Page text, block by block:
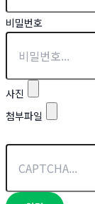
비밀번호
사진
첨부파일